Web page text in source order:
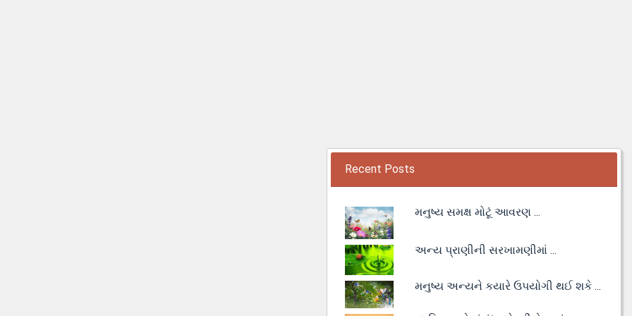
Recent Posts
મનુષ્ય સમક્ષ મોટૂં આવરણ ...
અન્ય પ્રાણીની સરખામણીમાં ...
મનુષ્ય અન્યને કયારે ઉપયોગી થઈ શકે ...